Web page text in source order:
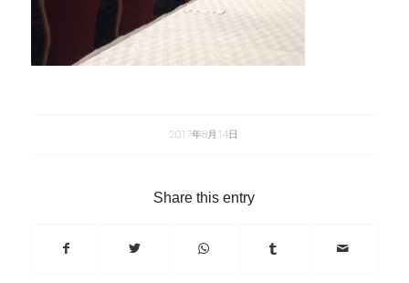
2017年8月14日
Share this entry